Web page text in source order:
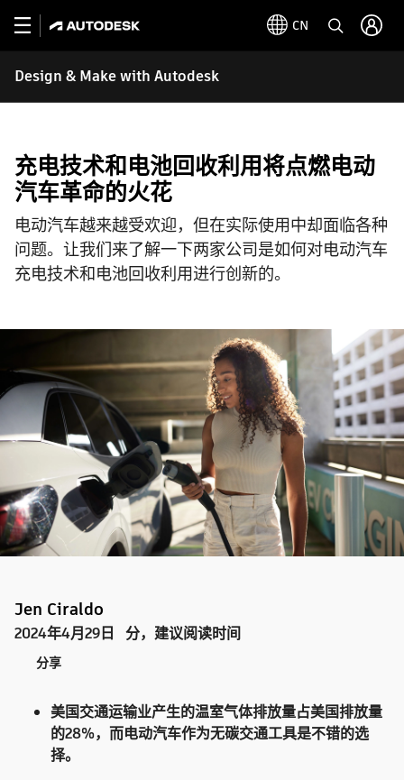
CN
Design & Make with Autodesk
充电技术和电池回收利用将点燃电动
汽车革命的火花
电动汽车越来越受欢迎，但在实际使用中却面临各种
问题。让我们来了解一下两家公司是如何对电动汽车
充电技术和电池回收利用进行创新的。
Jen Ciraldo
2024年4月29日 分，建议阅读时间
分享
美国交通运输业产生的温室气体排放量占美国排放量
的28%，而电动汽车作为无碳交通工具是不错的选
择。